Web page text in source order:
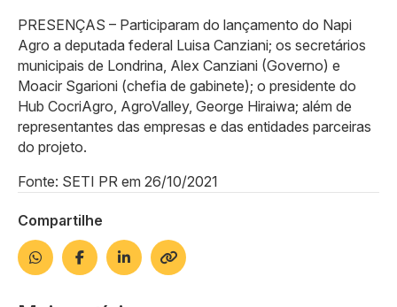
PRESENÇAS – Participaram do lançamento do Napi
Agro a deputada federal Luisa Canziani; os secretários
municipais de Londrina, Alex Canziani (Governo) e
Moacir Sgarioni (chefia de gabinete); o presidente do
Hub CocriAgro, AgroValley, George Hiraiwa; além de
representantes das empresas e das entidades parceiras
do projeto.
Fonte: SETI PR em 26/10/2021
Compartilhe